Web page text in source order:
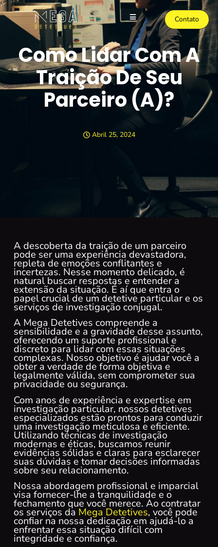
Contato
Como Lidar Com A
Traição De Seu
Parceiro (a)?
Abril 25, 2024
A descoberta da traição de um parceiro
pode ser uma experiência devastadora,
repleta de emoções conflitantes e
incertezas. Nesse momento delicado, é
natural buscar respostas e entender a
extensão da situação. É aí que entra o
papel crucial de um detetive particular e os
serviços de investigação conjugal.
A Mega Detetives compreende a
sensibilidade e a gravidade desse assunto,
oferecendo um suporte profissional e
discreto para lidar com essas situações
complexas. Nosso objetivo é ajudar você a
obter a verdade de forma objetiva e
legalmente válida, sem comprometer sua
privacidade ou segurança.
Com anos de experiência e expertise em
investigação particular, nossos detetives
especializados estão prontos para conduzir
uma investigação meticulosa e eficiente.
Utilizando técnicas de investigação
modernas e éticas, buscamos reunir
evidências sólidas e claras para esclarecer
suas dúvidas e tomar decisões informadas
sobre seu relacionamento.
Nossa abordagem profissional e imparcial
visa fornecer-lhe a tranquilidade e o
fechamento que você merece. Ao contratar
os serviços da Mega Detetives, você pode
confiar na nossa dedicação em ajudá-lo a
enfrentar essa situação difícil com
integridade e confiança.